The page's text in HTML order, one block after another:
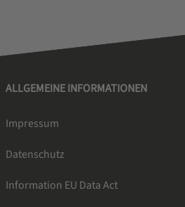
ALLGEMEINE INFORMATIONEN
Impressum
Datenschutz
Information EU Data Act